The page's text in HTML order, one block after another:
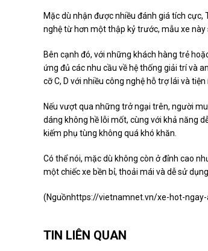
Mặc dù nhận được nhiều đánh giá tích
nghệ từ hơn một thập kỷ trước, mẫu xe
Bên cạnh đó, với những khách hàng trẻ
ứng đủ các nhu cầu về hệ thống giải trí và
cỡ C, D với nhiều công nghệ hỗ trợ lái và tiện
Nếu vượt qua những trở ngại trên, người
dáng không hề lỗi mốt, cùng với khả năng
kiếm phụ tùng không quá khó khăn.
Có thể nói, mặc dù không còn ở đỉnh cao
một chiếc xe bền bỉ, thoải mái và dễ sử
(Nguồnhttps://vietnamnet.vn/xe-hot-
TIN LIÊN QUAN